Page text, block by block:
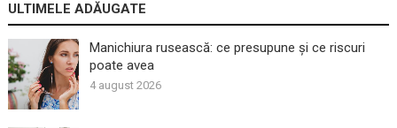
ULTIMELE ADĂUGATE
Manichiura rusească: ce presupune și ce riscuri
poate avea
4 august 2026